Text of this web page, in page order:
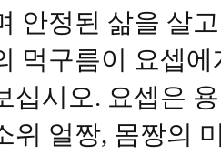
안정된 삶을 살
먹구름이 요셉
십시오. 요셉은
위 얼짱, 몸짱의